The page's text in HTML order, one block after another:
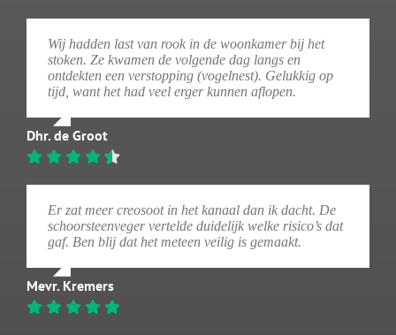
Wij hadden last van rook in de woonkamer bij het
stoken. Ze kwamen de volgende dag langs en
ontdekten een verstopping (vogelnest). Gelukkig op
tijd, want het had veel erger kunnen aflopen.
Dhr. de Groot
Er zat meer creosoot in het kanaal dan ik dacht. De
schoorsteenveger vertelde duidelijk welke risico’s dat
gaf. Ben blij dat het meteen veilig is gemaakt.
Mevr. Kremers